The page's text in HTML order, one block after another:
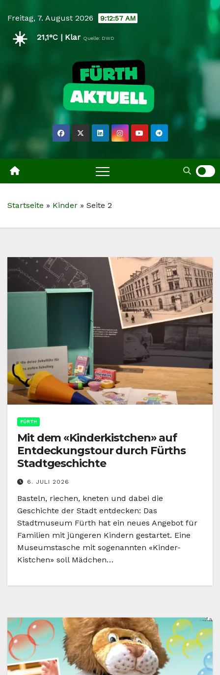
content
Freitag, 7. August 2026 9:12:58 AM
☀️ 21,1°C | Klar Quelle: DWD
Startseite » Kinder » Seite 2
FÜRTH
Mit dem «Kinderkistchen» auf
Entdeckungstour durch Fürths
Stadtgeschichte
6. JULI 2026
Basteln, riechen, kneten und dabei die
Geschichte der Stadt entdecken: Das
Stadtmuseum Fürth hat ein neues Angebot für
Familien mit jüngeren Kindern gestartet. Eine
Museumstasche mit sogenannten «Kinder-
Kistchen» soll Mädchen…